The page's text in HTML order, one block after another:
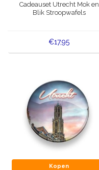
Cadeauset Utrecht Mok en
Blik Stroopwafels
€17,95
Kopen